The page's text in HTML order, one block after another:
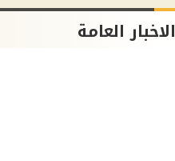
الاخبار العامة